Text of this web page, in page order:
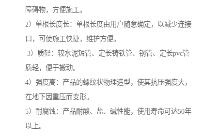
障碍物，方便施工。
2）单根长度长：单根长度由用户随意确定，以减少连接
口，可使施工快捷，维护方便。
3）质轻：较水泥短管、定长铸铁管、钢管、定长pvc管
质轻，便于搬动。
4）强度高：产品的螺纹状物理造型，使其抗压强度大，
在地下因重压而变形。
5）耐腐蚀：产品耐酸、盐、碱性能，使用寿命可达50年
以上。